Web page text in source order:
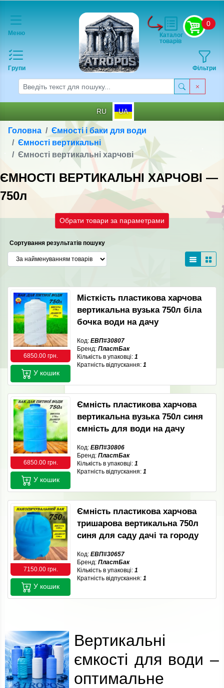
Меню
Групи
0
Фільтри
Каталог
товарів
RU UA
Головна
Ємності і баки для води
Ємності вертикальні
Ємності вертикальні харчові
ЄМНОСТІ ВЕРТИКАЛЬНІ ХАРЧОВІ —
750л
Обрати товари за параметрами
Сортування результатів пошуку
6850.00 грн.
Місткість пластикова харчова
вертикальна вузька 750л біла
бочка води на дачу
Код: ЕВП#30807
Бренд: ПластБак
Кількість в упаковці: 1
Кратність відпускання: 1
У кошик
6850.00 грн.
Ємність пластикова харчова
вертикальна вузька 750л синя
ємність для води на дачу
Код: ЕВП#30806
Бренд: ПластБак
Кількість в упаковці: 1
Кратність відпускання: 1
У кошик
7150.00 грн.
Ємність пластикова харчова
тришарова вертикальна 750л
синя для саду дачі та городу
Код: ЕВП#30657
Бренд: ПластБак
Кількість в упаковці: 1
Кратність відпускання: 1
У кошик
Вертикальні
ємкості для води –
оптимальне